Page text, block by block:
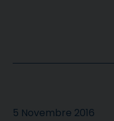
5 Novembre 2016